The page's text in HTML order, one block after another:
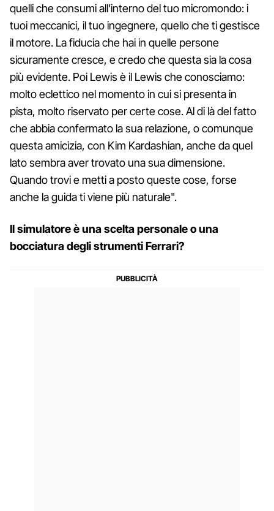
quelli che consumi all'interno del tuo micromondo: i
tuoi meccanici, il tuo ingegnere, quello che ti gestisce
il motore. La fiducia che hai in quelle persone
sicuramente cresce, e credo che questa sia la cosa
più evidente. Poi Lewis è il Lewis che conosciamo:
molto eclettico nel momento in cui si presenta in
pista, molto riservato per certe cose. Al di là del fatto
che abbia confermato la sua relazione, o comunque
questa amicizia, con Kim Kardashian, anche da quel
lato sembra aver trovato una sua dimensione.
Quando trovi e metti a posto queste cose, forse
anche la guida ti viene più naturale".
Il simulatore è una scelta personale o una
bocciatura degli strumenti Ferrari?